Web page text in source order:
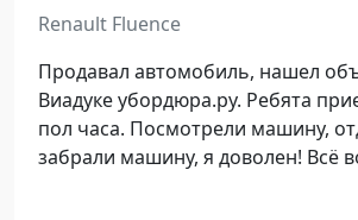
o
Renault Fluence
Продавал автомобиль, нашел
Виадуке убордюра.ру. Ребята
пол часа. Посмотрели машину,
забрали машину, я доволен! Всё